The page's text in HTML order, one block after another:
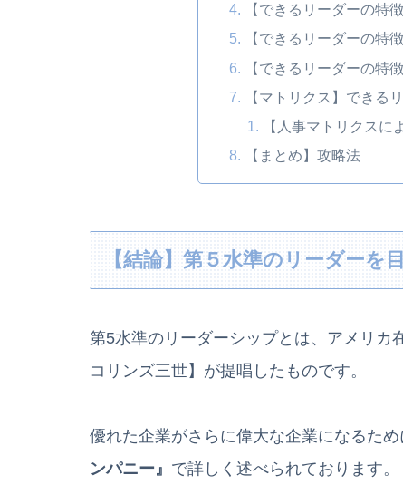
【できるリーダーの特
【できるリーダーの特
【できるリーダーの特
【マトリクス】できる
【人事マトリクスに
【まとめ】攻略法
【結論】第５水準のリーダーを
第5水準のリーダーシップとは、アメリカ
コリンズ三世】が提唱したものです。
優れた企業がさらに偉大な企業になるた
ンパニー』 で詳しく述べられております。